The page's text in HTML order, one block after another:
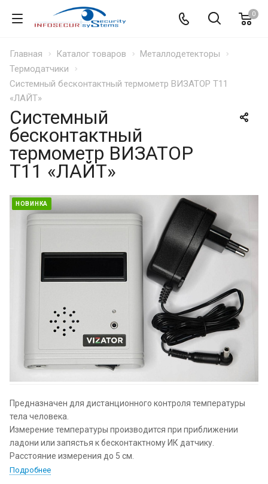
0
Главная Каталог товаров
Металлодетекторы
Термодатчики
Системный бесконтактный термометр ВИЗАТОР T11
«ЛАЙТ»
Системный
бесконтактный
термометр ВИЗАТОР
T11 «ЛАЙТ»
НОВИНКА
Предназначен для дистанционного контроля температуры
тела человека.
Измерение температуры производится при приближении
ладони или запястья к бесконтактному ИК датчику.
Расстояние измерения до 5 см.
Подробнее